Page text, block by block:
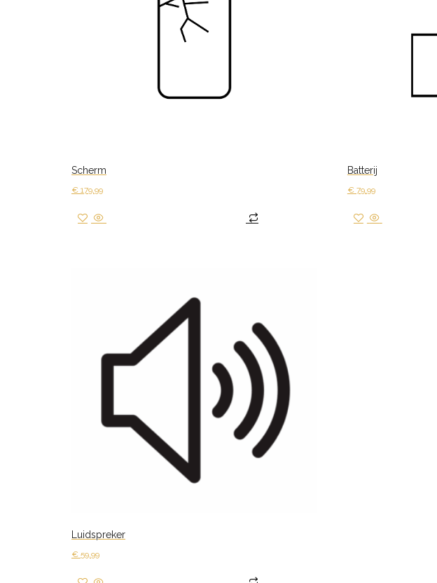
Scherm
€ 179,99
Batterij
€79,99
Luidspreker
€ 59,99